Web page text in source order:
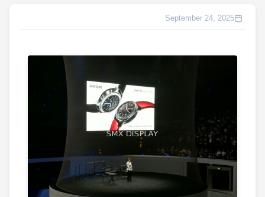
September 24, 2025